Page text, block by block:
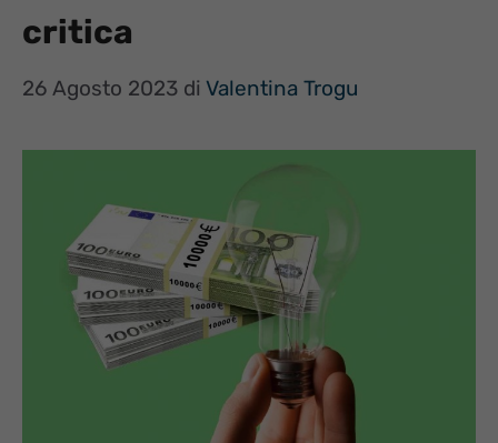
critica
26 Agosto 2023 di Valentina Trogu